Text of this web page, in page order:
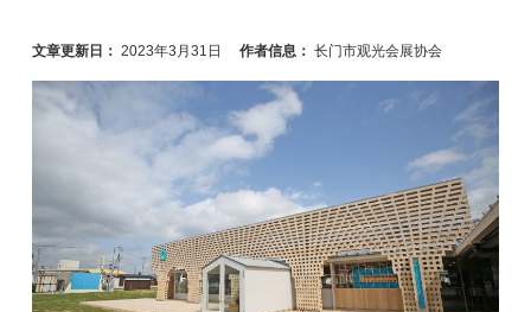
文章更新日： 2023年3月31日 作者信息： 长门市观光会展协会